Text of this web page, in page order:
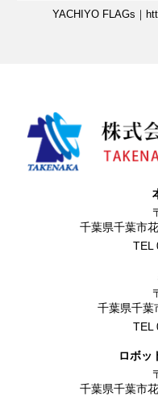
YACHIYO FLAGs｜
千葉県千葉市
TEL
千葉県千葉
TEL
ロボッ
千葉県千葉市